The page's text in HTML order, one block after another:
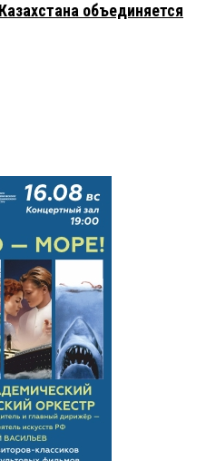
объединяется